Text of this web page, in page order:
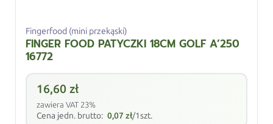
Fingerfood (mini przekąski)
FINGER FOOD PATYCZKI 18CM GOLF A’250
16772
16,60zł
zawiera VAT 23%
Cena jedn. brutto: 0,07zł/1szt.